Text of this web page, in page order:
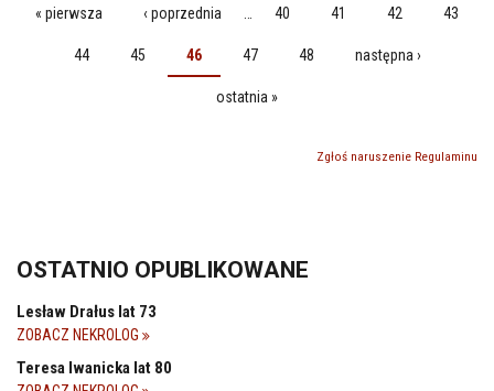
STRONY
« pierwsza ‹ poprzednia 40 41 42 43
44 45 46 47 48 następna ›
ostatnia »
Zgłoś naruszenie Regulaminu
OSTATNIO OPUBLIKOWANE
Lesław Drałus lat 73
ZOBACZ NEKROLOG
Teresa Iwanicka lat 80